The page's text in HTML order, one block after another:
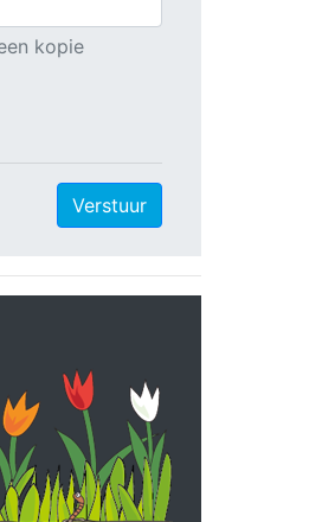
kopie
Verstuur